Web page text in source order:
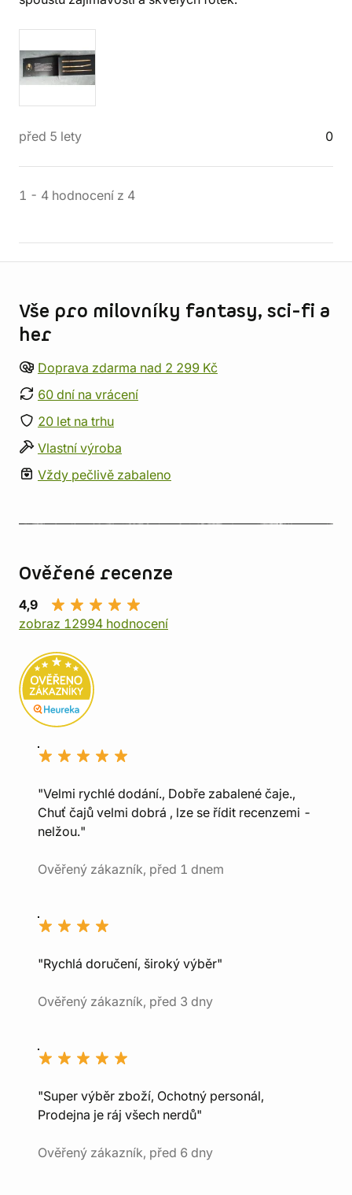
před 5 lety 0
1 - 4 hodnocení z 4
Vše pro milovníky fantasy, sci-fi a
her
Doprava zdarma nad 2 299 Kč
60 dní na vrácení
20 let na trhu
Vlastní výroba
Vždy pečlivě zabaleno
Ověřené recenze
4,9
zobraz 12994 hodnocení
"Velmi rychlé dodání., Dobře zabalené čaje.,
Chuť čajů velmi dobrá , lze se řídit recenzemi -
nelžou."
Ověřený zákazník, před 1 dnem
"Rychlá doručení, široký výběr"
Ověřený zákazník, před 3 dny
"Super výběr zboží, Ochotný personál,
Prodejna je ráj všech nerdů"
Ověřený zákazník, před 6 dny